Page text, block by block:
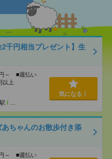
千円相当プレゼント】生
～ ■週払い
上
/ …
気になる！
あちゃんのお散歩付き添
～ ■週払い